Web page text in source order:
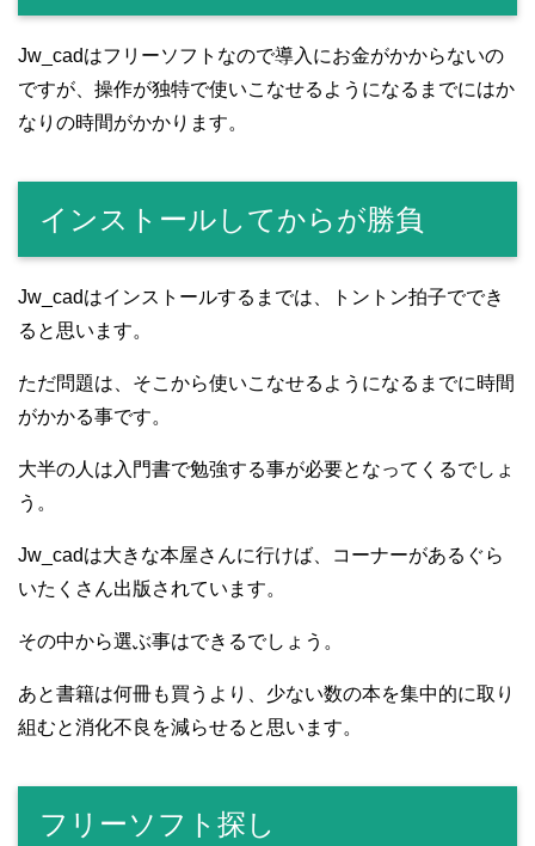
Jw_cadはフリーソフトなので導入にお金がかからないの
ですが、操作が独特で使いこなせるようになるまでにはか
なりの時間がかかります。
インストールしてからが勝負
Jw_cadはインストールするまでは、トントン拍子ででき
ると思います。
ただ問題は、そこから使いこなせるようになるまでに時間
がかかる事です。
大半の人は入門書で勉強する事が必要となってくるでしょ
う。
Jw_cadは大きな本屋さんに行けば、コーナーがあるぐら
いたくさん出版されています。
その中から選ぶ事はできるでしょう。
あと書籍は何冊も買うより、少ない数の本を集中的に取り
組むと消化不良を減らせると思います。
フリーソフト探し